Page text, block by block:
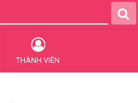
THÀNH VIÊN